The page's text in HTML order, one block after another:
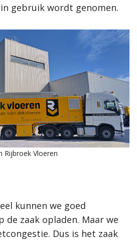
gebruik wordt genomen.
Rijbroek Vloeren
kunnen we goed
de zaak opladen. Maar we
Dus is het zaak